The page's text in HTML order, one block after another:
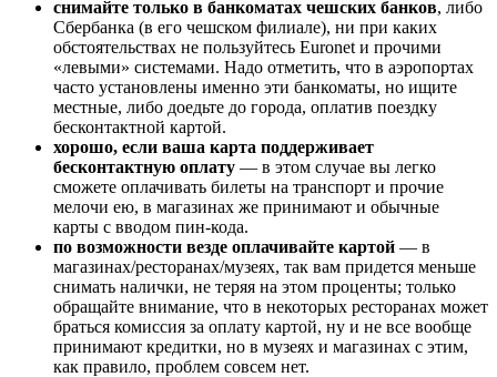
снимайте только в банкоматах чешских банков, либо
Сбербанка (в его чешском филиале), ни при каких
обстоятельствах не пользуйтесь Euronet и прочими
«левыми» системами. Надо отметить, что в аэропортах
часто установлены именно эти банкоматы, но ищите
местные, либо доедьте до города, оплатив поездку
бесконтактной картой.
хорошо, если ваша карта поддерживает
бесконтактную оплату — в этом случае вы легко
сможете оплачивать билеты на транспорт и прочие
мелочи ею, в магазинах же принимают и обычные
карты с вводом пин-кода.
по возможности везде оплачивайте картой — в
магазинах/ресторанах/музеях, так вам придется меньше
снимать налички, не теряя на этом проценты; только
обращайте внимание, что в некоторых ресторанах может
браться комиссия за оплату картой, ну и не все вообще
принимают кредитки, но в музеях и магазинах с этим,
как правило, проблем совсем нет.